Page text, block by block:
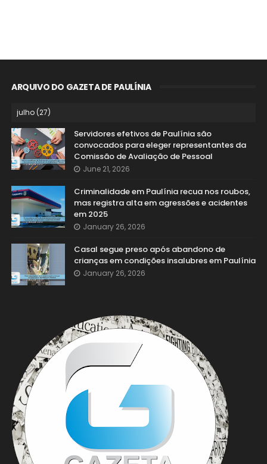
ARQUIVO DO GAZETA DE PAULÍNIA
Servidores efetivos de Paulínia são
convocados para eleger representantes da
Comissão de Avaliação de Pessoal
June 21, 2026
Criminalidade em Paulínia recua nos roubos,
mas registra alta em agressões e acidentes
em 2025
January 26, 2026
Casal segue preso após abandono de
crianças em condições insalubres em Paulínia
January 26, 2026